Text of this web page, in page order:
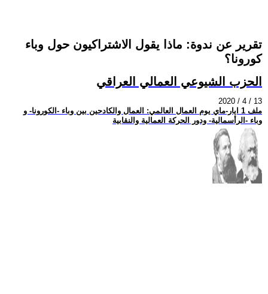
تقرير عن ندوة: ماذا يقول الاشتراكيون حول وباء
كورونا؟
الحزب الشيوعي العمالي العراقي
2020 / 4 / 13
ملف 1 ايار-ماي يوم العمال العالمي: العمال والكادحين بين وباء -الكورونا- و
وباء -الرأسمالية- ودور الحركة العمالية والنقابية